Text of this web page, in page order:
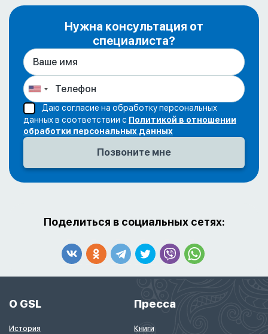
Нужна консультация от
специалиста?
Даю согласие на обработку персональных
данных в соответствии с Политикой в отношении
обработки персональных данных
Поделиться в социальных сетях:
О GSL
История
Пресса
Книги